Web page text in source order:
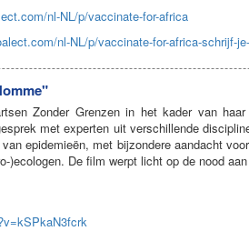
nl-NL/p/vaccinate-for-africa
nl-NL/p/vaccinate-for-africa-schrijf-
Zonder Grenzen in het kader van
met experten uit verschillende
epidemieën, met bijzondere aandacht
)ecologen. De film werpt licht op de nood